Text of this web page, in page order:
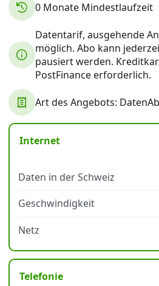
Über uns
Datenschutz· AGB·Impressum
0 Monate Mindestlaufzeit
Datentarif, ausgehende
möglich. Abo kann
pausiert werden.
PostFinance erforderlich.
Art des Angebots:
Internet
Daten in der Schweiz
Geschwindigkeit
Netz
Telefonie